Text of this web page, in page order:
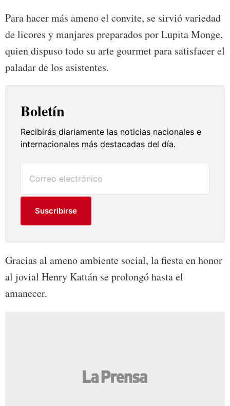
Para hacer más ameno el convite, se sirvió variedad
de licores y manjares preparados por Lupita Monge,
quien dispuso todo su arte gourmet para satisfacer el
paladar de los asistentes.
Boletín
Recibirás diariamente las noticias nacionales e
internacionales más destacadas del día.
Suscribirse
Gracias al ameno ambiente social, la fiesta en honor
al jovial Henry Kattán se prolongó hasta el
amanecer.